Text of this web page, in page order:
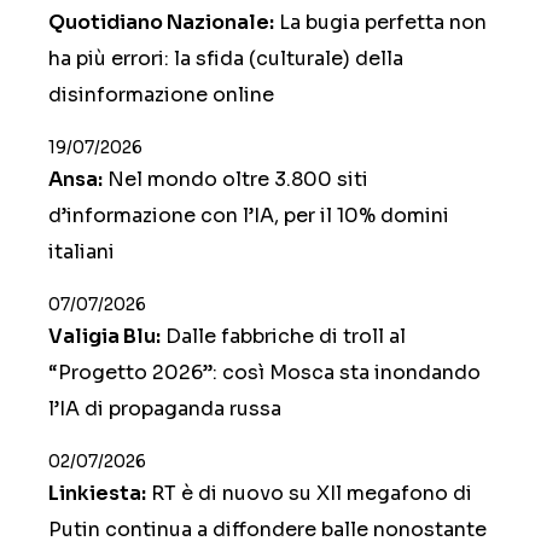
Quotidiano Nazionale: La bugia perfetta non
ha più errori: la sfida (culturale) della
disinformazione online
19/07/2026
Ansa: Nel mondo oltre 3.800 siti
d’informazione con l’IA, per il 10% domini
italiani
07/07/2026
Valigia Blu: Dalle fabbriche di troll al
“Progetto 2026”: così Mosca sta inondando
l’IA di propaganda russa
02/07/2026
Linkiesta: RT è di nuovo su XIl megafono di
Putin continua a diffondere balle nonostante